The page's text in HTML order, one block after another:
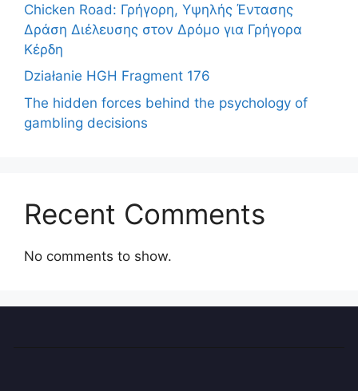
Chicken Road: Γρήγορη, Υψηλής Έντασης
Δράση Διέλευσης στον Δρόμο για Γρήγορα
Κέρδη
Działanie HGH Fragment 176
The hidden forces behind the psychology of
gambling decisions
Recent Comments
No comments to show.